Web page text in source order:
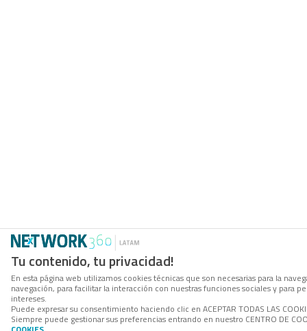
Tu contenido, tu privacidad!
En esta página web utilizamos cookies técnicas que son necesarias para la
navegación, para facilitar la interacción con nuestras funciones sociales y
intereses.
Puede expresar su consentimiento haciendo clic en ACEPTAR TODAS LAS
Siempre puede gestionar sus preferencias entrando en nuestro CENTRO DE